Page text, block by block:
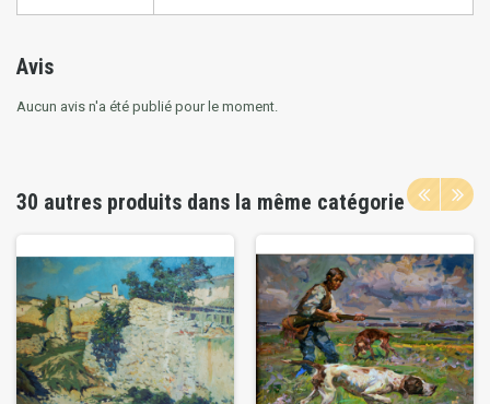
Avis
Aucun avis n'a été publié pour le moment.
30 autres produits dans la même catégorie